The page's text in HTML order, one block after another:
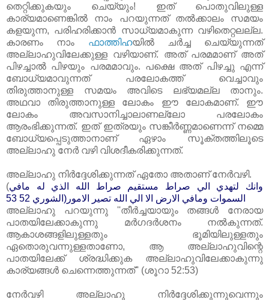
തെറ്റിക്കുകയും ചെയ്യും! ഇത്‌ പൊതുവിലുള്ള
കാര്യമാണെങ്കില്‍ നാം പറയുന്നത്‌ തല്‍ക്കാലം സമയം
കളയുന്ന, പരിഹരിക്കാന്‍ സാധ്യമാകുന്ന വഴിതെറ്റലല്ല.
കാരണം നാം ഫാത്തിഹയില്‍ ചര്‍ച്ച ചെയ്യുന്നത്‌
അല്ലാഹുവിലേക്കുള്ള വഴിയാണ്‌. അത്‌ പരമമാണ്‌ അത്‌
പിഴച്ചാല്‍ പിഴയും പരമമാവും. പക്ഷെ അത്‌ പിഴച്ചു എന്ന്
ബോധ്യമാവുന്നത്‌ പരലോകത്ത്‌ വെച്ചാവും
തിരുത്താനുള്ള സമയം അവിടെ ലഭ്യമല്ല താനും.
അഥവാ തിരുത്താനുള്ള ലോകം ഈ ലോകമാണ്‌. ഈ
ലോകം അവസാനിച്ചാലാണല്ലോ പരലോകം
ആരംഭിക്കുന്നത്‌. ഇത്‌ ഇത്രയും സങ്കീര്‍ണ്ണമാണെന്ന് നമ്മെ
ബോധ്യപ്പെടുത്താനാണ്‌ ഏഴാം സൂക്തത്തിലൂടെ
അല്ലാഹു നേര്‍ വഴി വിശദീകരിക്കുന്നത്‌.
അല്ലാഹു നിര്‍ദ്ദേശിക്കുന്നത്‌ ഏതോ അതാണ്‌ നേര്‍വഴി.
(وانك لتهدي الي صراط مستقيم صراط الله الذي له مافي
السموات ومافي الارض الا الي الله تصير الامور(الشوري 52 53
അല്ലാഹു പറയുന്നു ''തീര്‍ച്ചയായും തങ്ങള്‍ നേരായ
പാതയിലേക്കാകുന്നു മര്‍ഗദര്‍ശനം നല്‍കുന്നത്‌.
ആകാശങ്ങളിലുള്ളതും ഭൂമിയിലുള്ളതും
ഏതൊരുവന്നുള്ളതാണോ, ആ അല്ലാഹുവിന്റെ
പാതയിലേക്ക്‌ ശ്രദ്ധിക്കുക അല്ലാഹുവിലേക്കാകുന്നു
കാര്യങ്ങള്‍ ചെന്നെത്തുന്നത്‌'' (ശൂറാ 52:53)
നേര്‍വഴി അല്ലാഹു നിര്‍ദ്ദേശിക്കുന്നുവെന്നും